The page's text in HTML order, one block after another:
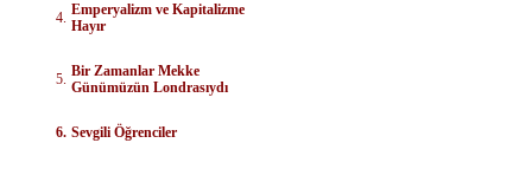
4. Emperyalizm ve Kapitalizme
Hayır
5. Bir Zamanlar Mekke
Günümüzün Londrasıydı
6. Sevgili Öğrenciler